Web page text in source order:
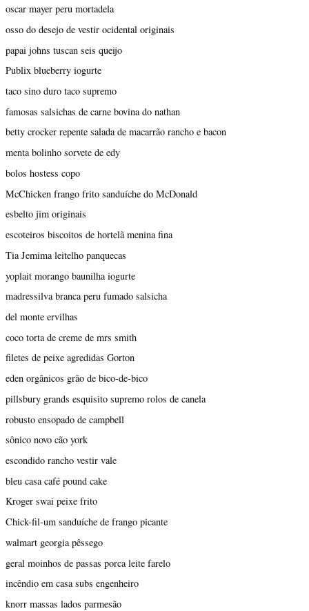
oscar mayer peru mortadela
osso do desejo de vestir ocidental originais
papai johns tuscan seis queijo
Publix blueberry iogurte
taco sino duro taco supremo
famosas salsichas de carne bovina do nathan
betty crocker repente salada de macarrão rancho e bacon
menta bolinho sorvete de edy
bolos hostess copo
McChicken frango frito sanduíche do McDonald
esbelto jim originais
escoteiros biscoitos de hortelã menina fina
Tia Jemima leitelho panquecas
yoplait morango baunilha iogurte
madressilva branca peru fumado salsicha
del monte ervilhas
coco torta de creme de mrs smith
filetes de peixe agredidas Gorton
eden orgânicos grão de bico-de-bico
pillsbury grands esquisito supremo rolos de canela
robusto ensopado de campbell
sônico novo cão york
escondido rancho vestir vale
bleu casa café pound cake
Kroger swai peixe frito
Chick-fil-um sanduíche de frango picante
walmart georgia pêssego
geral moinhos de passas porca leite farelo
incêndio em casa subs engenheiro
knorr massas lados parmesão